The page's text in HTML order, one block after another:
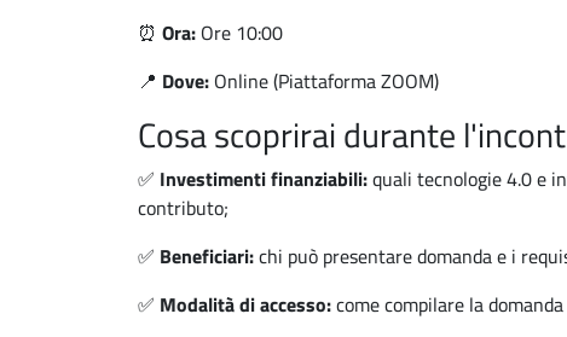
⏰ Ora:Ore 10:00
📍 Dove:Online (Piattaforma ZOOM)
Cosa scoprirai durante
✅ Investimenti finanziabili:quali tecnologie 4.0 e
contributo;
✅ Beneficiari:chi può presentare domanda e i
✅ Modalità di accesso:come compilare la